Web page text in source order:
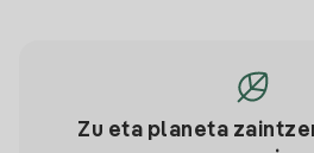
Zu eta planeta